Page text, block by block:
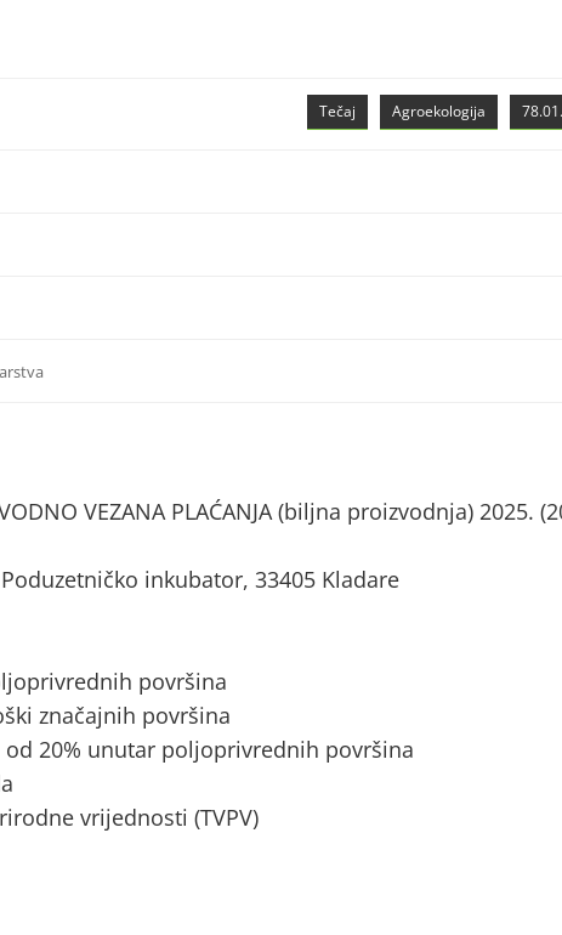
Agroekologija
Tečaj
VEZANA PLAĆANJA (biljna proizvodnja) 2025.
inkubator, 33405 Kladare
površina
značajnih površina
20% unutar poljoprivrednih površina
vrijednosti (TVPV)